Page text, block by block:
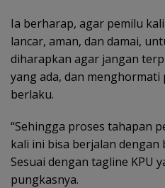
Ia berharap, agar pemilu
lancar, aman, dan damai,
diharapkan agar jangan
yang ada, dan
berlaku.
“Sehingga proses tahapan
kali ini bisa berjalan dengan
Sesuai dengan tagline KPU
pungkasnya.